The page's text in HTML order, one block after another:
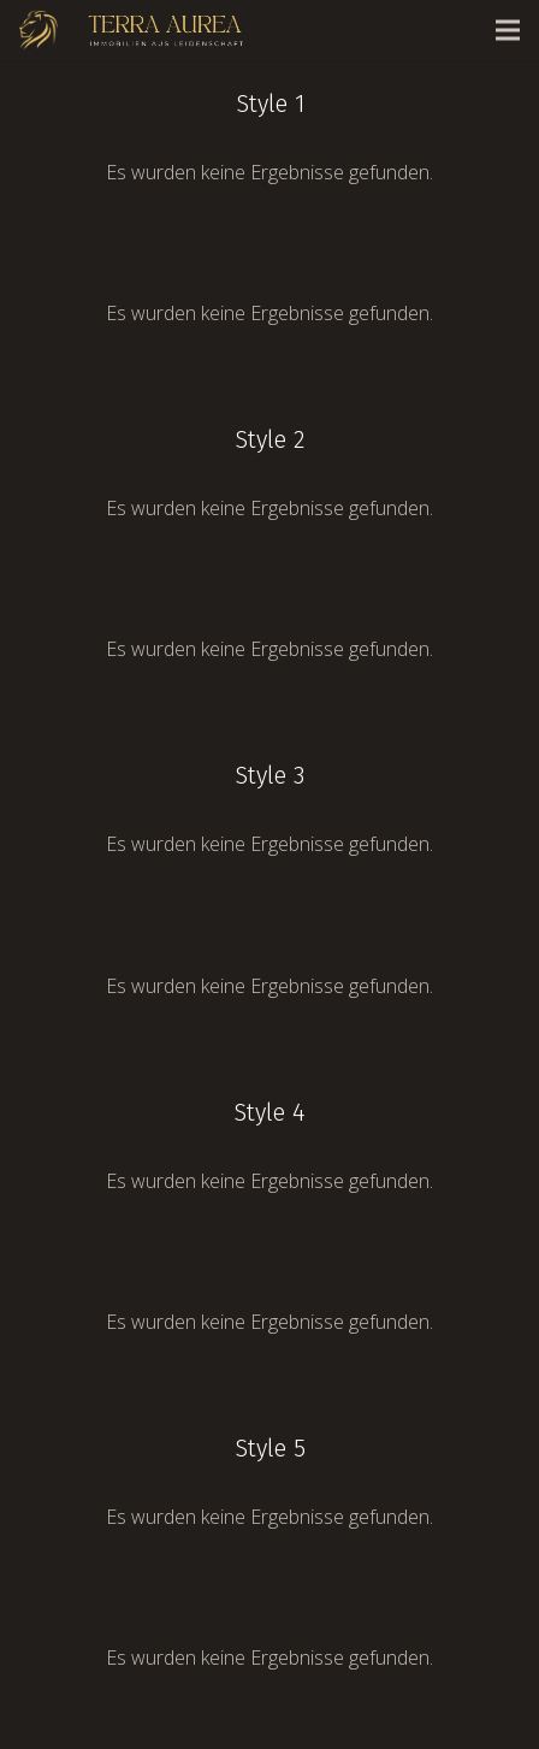
Style 1
Es wurden keine Ergebnisse gefunden.
Es wurden keine Ergebnisse gefunden.
Style 2
Es wurden keine Ergebnisse gefunden.
Es wurden keine Ergebnisse gefunden.
Style 3
Es wurden keine Ergebnisse gefunden.
Es wurden keine Ergebnisse gefunden.
Style 4
Es wurden keine Ergebnisse gefunden.
Es wurden keine Ergebnisse gefunden.
Style 5
Es wurden keine Ergebnisse gefunden.
Es wurden keine Ergebnisse gefunden.